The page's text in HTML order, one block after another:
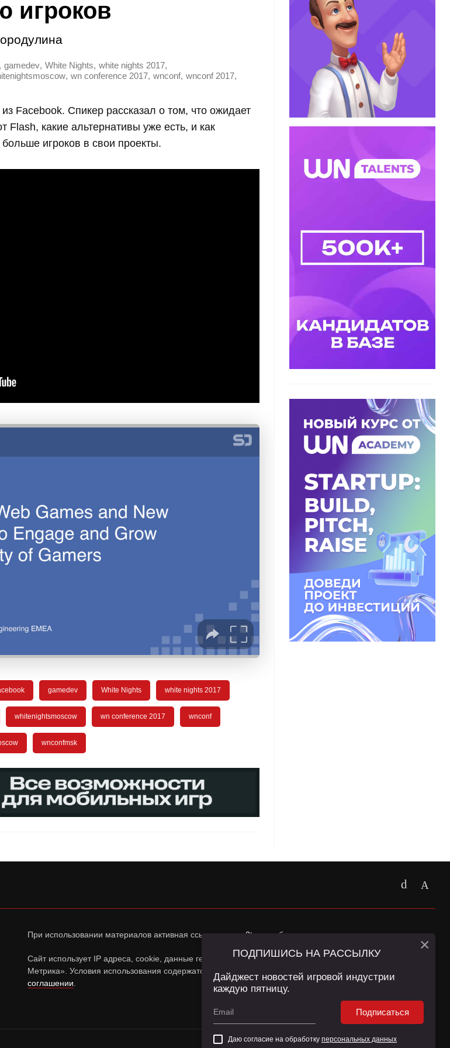
игроков
, gamedev, White Nights, white nights 2017,
, wn conference 2017, wnconf, wnconf 2017,
Facebook. Спикер рассказал о том, что ожидает
Flash, какие альтернативы уже есть, и как
игроков в свои проекты.
gamedev White Nights white nights 2017
whitenightsmoscow wn conference 2017 wnconf
wnconfmsk
При использовании материалов активная ссылка наapp2top.ruобязательна.
Сайт использует IP адреса, cookie, данные геолокации Пользователей сайта и сервис «Яндекс
Метрика». Условия использования содержатся в
Политике конфиденциальностии
соглашении
ПОДПИШИСЬ НА РАССЫЛКУ
Дайджест новостей игровой индустрии
каждую пятницу.
Подписаться
Даю согласие на обработку персональных данных
×